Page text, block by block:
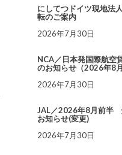
にしてつドイツ現地法
転のご案内
2026年7月30日
NCA／日本発国際航空
のお知らせ（2026年8
2026年7月30日
JAL／2026年8月前半
お知らせ(変更)
2026年7月30日